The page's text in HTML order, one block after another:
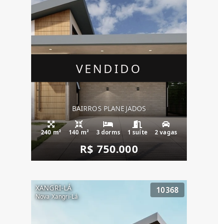
VENDIDO
BAIRROS PLANEJADOS
240 m² 140 m² 3 dorms 1 suíte 2 vagas
R$ 750.000
XANGRI-LÁ
Nova Xangri-Lá
10368